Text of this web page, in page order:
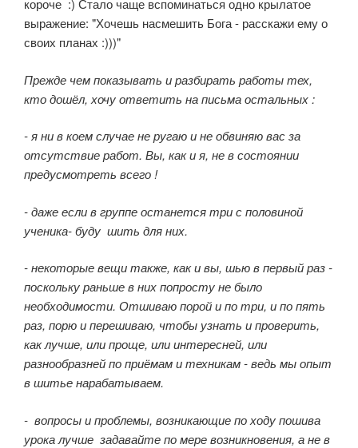
короче :) Стало чаще вспоминаться одно крылатое
выражение: "Хочешь насмешить Бога - расскажи ему о
своих планах :)))"
Прежде чем показывать и разбирать работы тех,
кто дошёл, хочу ответить на письма остальных :
- я ни в коем случае не ругаю и не обвиняю вас за
отсутствие работ. Вы, как и я, не в состоянии
предусмотреть всего !
- даже если в группе останется три с половиной
ученика- буду шить для них.
- некоторые вещи также, как и вы, шью в первый раз -
поскольку раньше в них попросту не было
необходимости. Отшиваю порой и по три, и по пять
раз, порю и перешиваю, чтобы узнать и проверить,
как лучше, или проще, или интересней, или
разнообразней по приёмам и техникам - ведь мы опыт
в шитье нарабатываем.
- вопросы и проблемы, возникающие по ходу пошива
урока лучше задавайте по мере возникновения, а не в